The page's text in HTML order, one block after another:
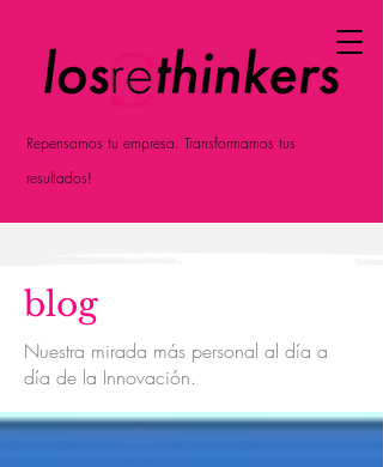
Repensamos tu empresa. Transformamos tus
resultados!
blog
Nuestra mirada más personal al día a
día de la Innovación.